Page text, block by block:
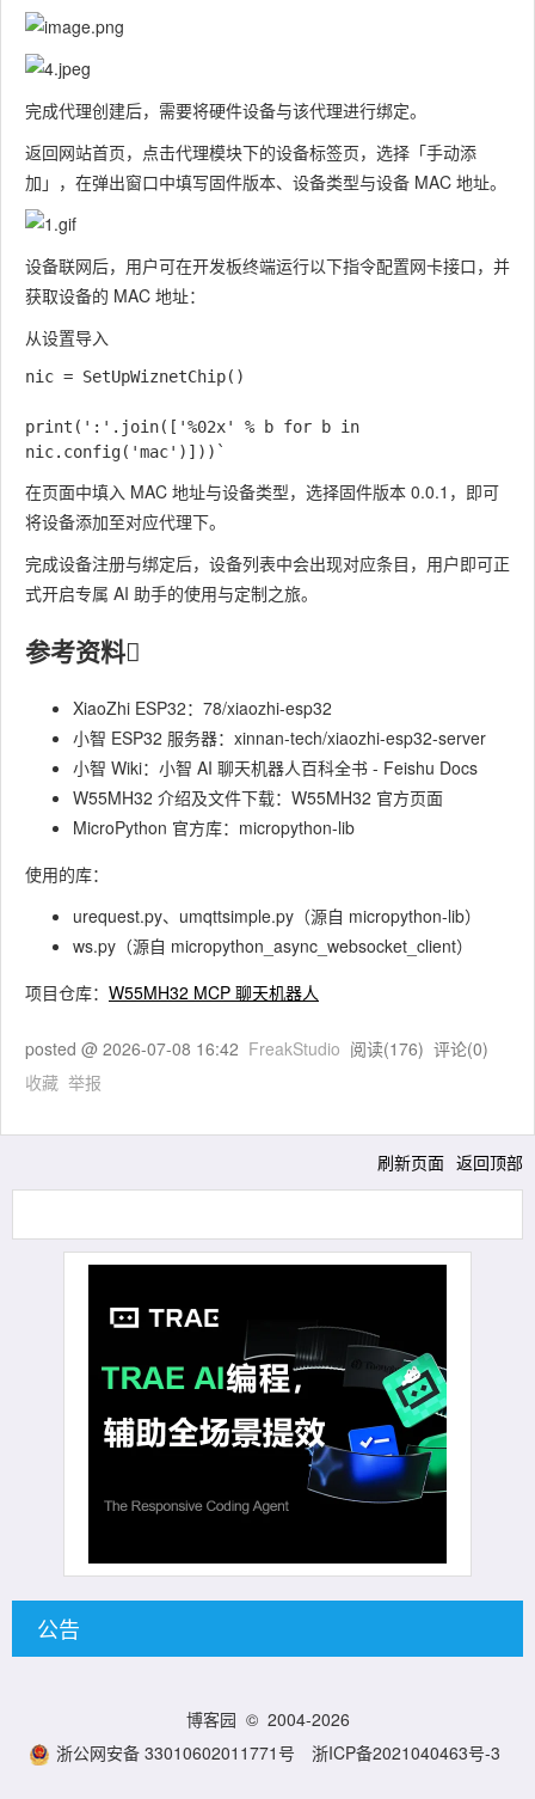
完成代理创建后，需要将硬件设备与该代理进行绑定。
返回网站首页，点击代理模块下的设备标签页，选择「手动添
加」，在弹出窗口中填写固件版本、设备类型与设备 MAC 地址。
设备联网后，用户可在开发板终端运行以下指令配置网卡接口，并
获取设备的 MAC 地址：
从设置导入
nic = SetUpWiznetChip()
print(':'.join(['%02x' % b for b in
在页面中填入 MAC 地址与设备类型，选择固件版本 0.0.1，即可
将设备添加至对应代理下。
完成设备注册与绑定后，设备列表中会出现对应条目，用户即可正
式开启专属 AI 助手的使用与定制之旅。
参考资料
XiaoZhi ESP32：78/xiaozhi-esp32
小智 ESP32 服务器：xinnan-tech/xiaozhi-esp32-server
小智 Wiki：小智 AI 聊天机器人百科全书 - Feishu Docs
W55MH32 介绍及文件下载：W55MH32 官方页面
MicroPython 官方库：micropython-lib
使用的库：
urequest.py、umqttsimple.py（源自 micropython-lib）
ws.py（源自 micropython_async_websocket_client）
项目仓库： W55MH32 MCP 聊天机器人
posted @ 2026-07-08 16:42 FreakStudio 阅读(176) 评论(0)
收藏 举报
刷新页面 返回顶部
公告
博客园 © 2004-2026
浙公网安备 33010602011771号
浙ICP备2021040463号-3